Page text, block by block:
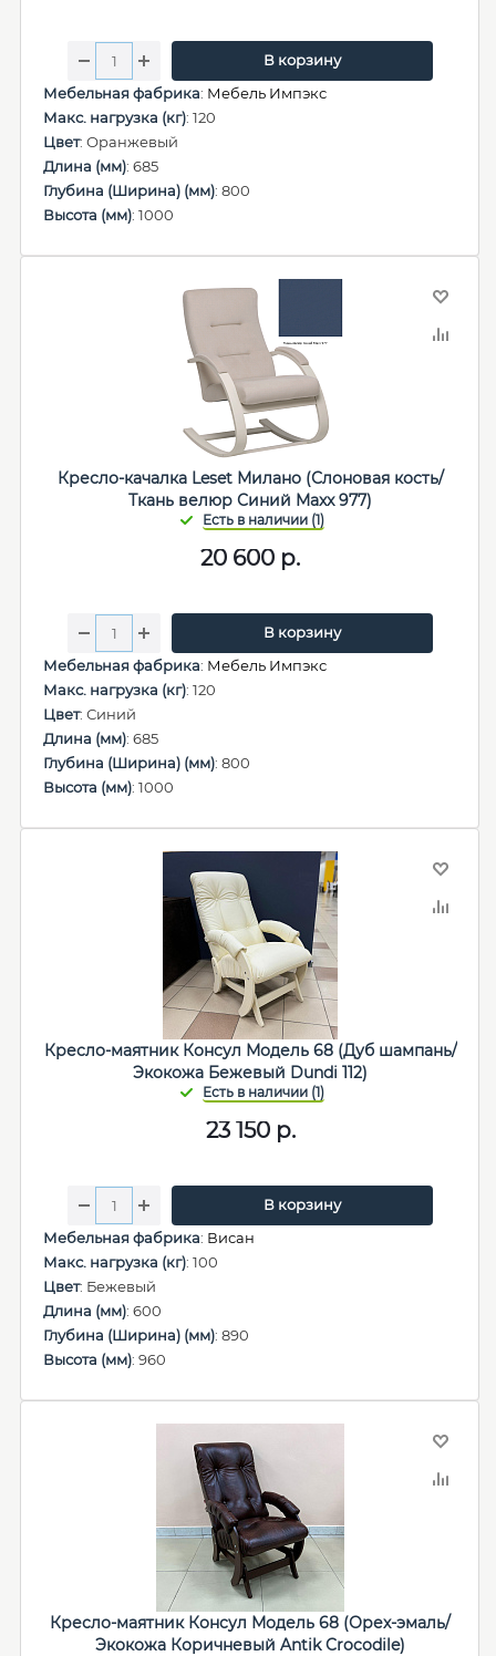
В корзину
Мебельная фабрика: Мебель Импэкс
Макс. нагрузка (кг): 120
Цвет: Оранжевый
Длина (мм): 685
Глубина (Ширина) (мм): 800
Высота (мм): 1000
Кресло-качалка Leset Милано (Слоновая кость/
Ткань велюр Синий Maxx 977)
20 600 р.
В корзину
Мебельная фабрика: Мебель Импэкс
Макс. нагрузка (кг): 120
Цвет: Синий
Длина (мм): 685
Глубина (Ширина) (мм): 800
Высота (мм): 1000
Кресло-маятник Консул Модель 68 (Дуб шампань/
Экокожа Бежевый Dundi 112)
23 150р.
В корзину
Мебельная фабрика: Висан
Макс. нагрузка (кг): 100
Цвет: Бежевый
Длина (мм): 600
Глубина (Ширина) (мм): 890
Высота (мм): 960
Кресло-маятник Консул Модель 68 (Орех-эмаль/
Экокожа Коричневый Antik Crocodile)